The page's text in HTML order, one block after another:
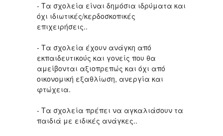
- Τα σχολεία είναι δημόσια ιδρύματα και
όχι ιδιωτικές/κερδοσκοπικές
επιχειρήσεις..
- Τα σχολεία έχουν ανάγκη από
εκπαιδευτικούς και γονείς που θα
αμείβονται αξιοπρεπώς και όχι από
οικονομική εξαθλίωση, ανεργία και
φτώχεια.
- Τα σχολεία πρέπει να αγκαλιάσουν τα
παιδιά με ειδικές ανάγκες..